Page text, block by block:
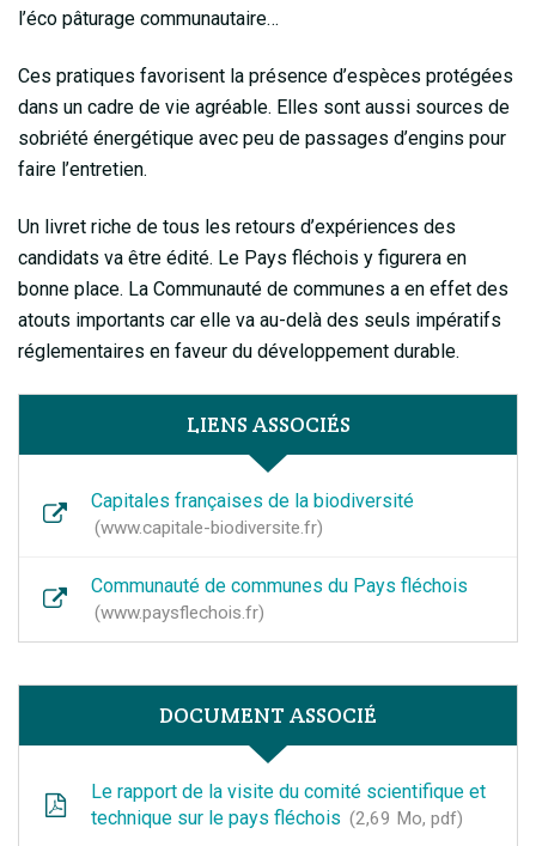
l’éco pâturage communautaire…
Ces pratiques favorisent la présence d’espèces protégées
dans un cadre de vie agréable. Elles sont aussi sources de
sobriété énergétique avec peu de passages d’engins pour
faire l’entretien.
Un livret riche de tous les retours d’expériences des
candidats va être édité. Le Pays fléchois y figurera en
bonne place. La Communauté de communes a en effet des
atouts importants car elle va au-delà des seuls impératifs
réglementaires en faveur du développement durable.
LIENS ASSOCIÉS
Capitales françaises de la biodiversité
www.capitale-biodiversite.fr
Communauté de communes du Pays fléchois
www.paysflechois.fr
DOCUMENT ASSOCIÉ
Le rapport de la visite du comité scientifique et
technique sur le pays fléchois
2,69 Mo, pdf